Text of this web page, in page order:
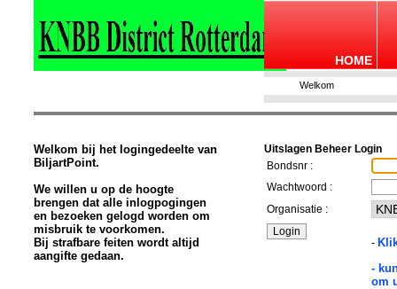
HOME
Welkom
Welkom bij het logingedeelte van
BiljartPoint.
We willen u op de hoogte
brengen dat alle inlogpogingen
en bezoeken gelogd worden om
misbruik te voorkomen.
Bij strafbare feiten wordt altijd
aangifte gedaan.
Uitslagen Beheer Login
Bondsnr :
Wachtwoord :
Organisatie :
-
-
om